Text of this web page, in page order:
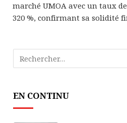
marché UMOA avec un taux
320 %, confirmant sa solidité
EN CONTINU